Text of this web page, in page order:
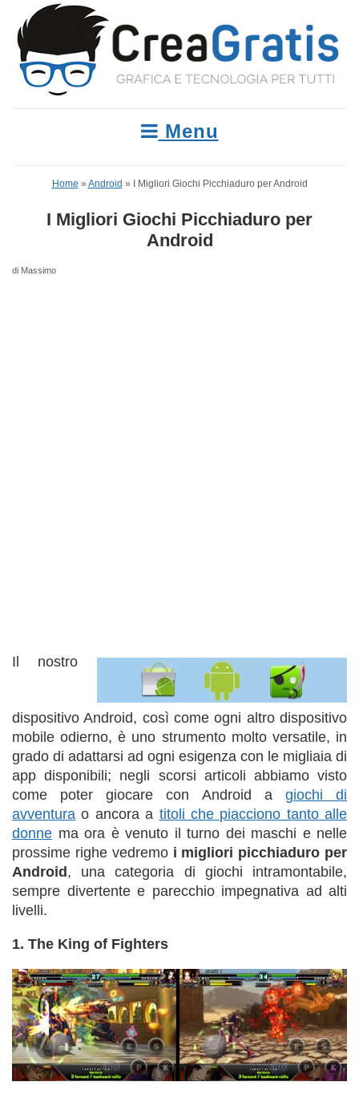
Menu
Home » Android » I Migliori Giochi Picchiaduro per Android
I Migliori Giochi Picchiaduro per
Android
di Massimo
Il nostro
dispositivo Android, così come ogni altro dispositivo
mobile odierno, è uno strumento molto versatile, in
grado di adattarsi ad ogni esigenza con le migliaia di
app disponibili; negli scorsi articoli abbiamo visto
come poter giocare con Android a giochi di
avventura o ancora a titoli che piacciono tanto alle
donne ma ora è venuto il turno dei maschi e nelle
prossime righe vedremo i migliori picchiaduro per
Android , una categoria di giochi intramontabile,
sempre divertente e parecchio impegnativa ad alti
livelli.
1. The King of Fighters